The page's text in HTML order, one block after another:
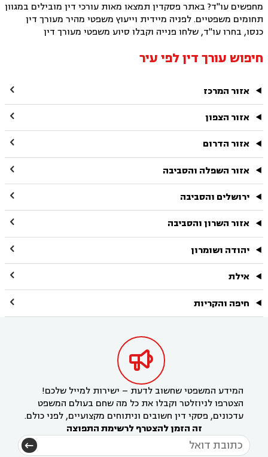
מחפשים עו"ד? באתר פסקדין תמצאו מאות עורכי דין מובילים במגוון
תחומים משפטיים. לפניה מיידית וייעוץ משפטי מהיר מעורך דין
כנסו, בחרו עו"ד, שלחו פנייה וקבלו סיוע משפטי מעורך דין
חיפוש עורך דין לפי עיר
אזור המרכז 
אזור הצפון 
אזור הדרום 
אזור השפלה והסביבה 
ירושלים והסביבה 
אזור השרון והסביבה 
יהודה ושומרון 
אילת 
חיפה והקריות 

המידע המשפטי שחשוב לדעת – ישירות למייל שלכם!
הצטרפו לניוזלטר וקבלו את כל מה שחם בעולם המשפט
עדכונים, פסקי דין חשובים וניתוחים מקצועיים, לפני כולם.
זה הזמן להצטרף לרשימת התפוצה